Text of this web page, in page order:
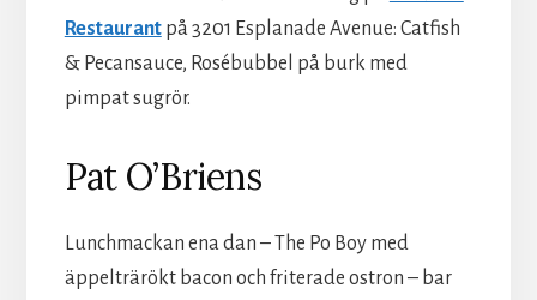
Restaurantpå 3201 Esplanade Avenue: Catfish
& Pecansauce, Rosébubbel på burk med
pimpat sugrör.
Pat O’Briens
Lunchmackan ena dan – The Po Boy med
äppelträrökt bacon och friterade ostron – bar